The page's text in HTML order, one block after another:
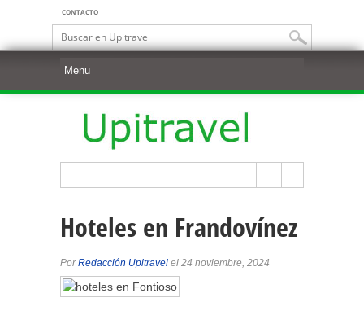
CONTACTO
Hoteles en Frandovínez
PorRedacción Upitravel el 24 noviembre, 2024